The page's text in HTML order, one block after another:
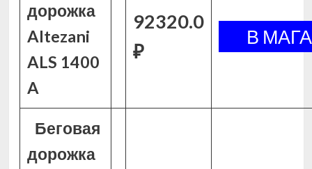
дорожка
Altezani
ALS 1400
A
92320.0
₽
Беговая
дорожка